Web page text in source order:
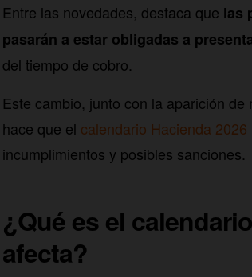
Entre las novedades, destaca que las
pasarán a estar obligadas a
del tiempo de cobro.
Este cambio, junto con la aparición
hace que el calendario Hacienda 2026
incumplimientos y posibles sanciones.
¿Qué es el
afecta?